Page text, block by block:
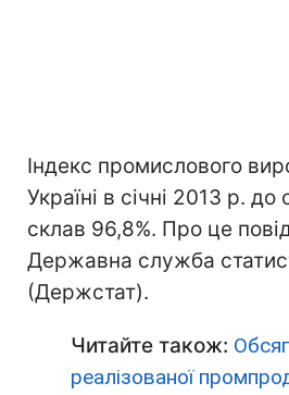
Індекс промислового
Україні в січні 2013 р. до
склав 96,8%. Про це
Державна служба
(Держстат).
Читайте також: Обсяг
реалізованої